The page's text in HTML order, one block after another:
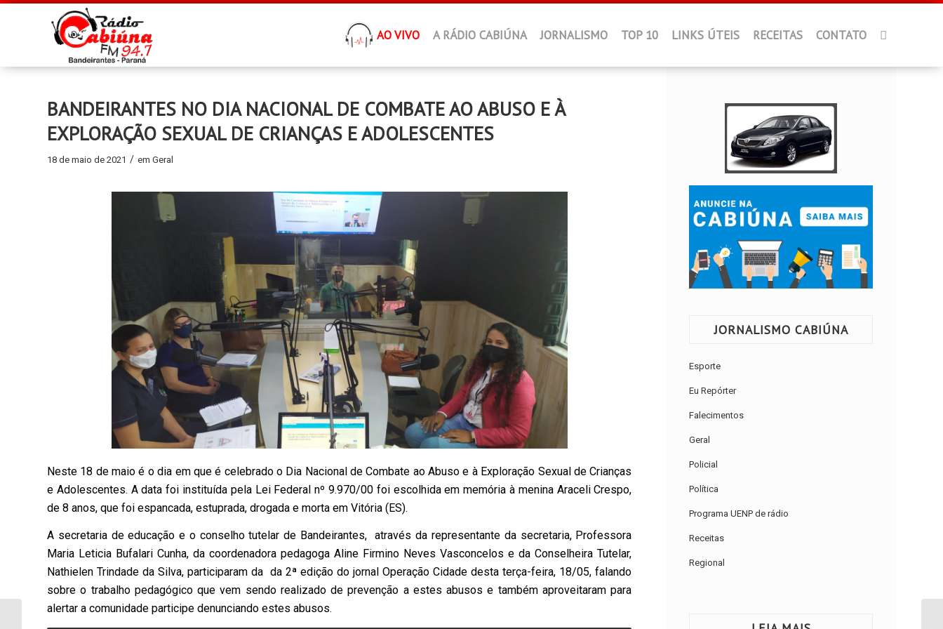
AO VIVO A RÁDIO CABIÚNA JORNALISMO TOP 10 LINKS ÚTEIS RECEITAS CONTATO
BANDEIRANTES NO DIA NACIONAL DE COMBATE AO ABUSO E À
EXPLORAÇÃO SEXUAL DE CRIANÇAS E ADOLESCENTES
18 de maio de 2021 / em Geral
Neste 18 de maio é o dia em que é celebrado o Dia Nacional de Combate ao Abuso e à Exploração Sexual de Crianças
e Adolescentes. A data foi instituída pela Lei Federal nº 9.970/00 foi escolhida em memória à menina Araceli Crespo,
de 8 anos, que foi espancada, estuprada, drogada e morta em Vitória (ES).
A secretaria de educação e o conselho tutelar de Bandeirantes, através da representante da secretaria, Professora
Maria Leticia Bufalari Cunha, da coordenadora pedagoga Aline Firmino Neves Vasconcelos e da Conselheira Tutelar,
Nathielen Trindade da Silva, participaram da da 2ª edição do jornal Operação Cidade desta terça-feira, 18/05, falando
sobre o trabalho pedagógico que vem sendo realizado de prevenção a estes abusos e também aproveitaram para
alertar a comunidade participe denunciando estes abusos.
JORNALISMO CABIÚNA
Esporte
Eu Repórter
Falecimentos
Geral
Policial
Política
Programa UENP de rádio
Receitas
Regional